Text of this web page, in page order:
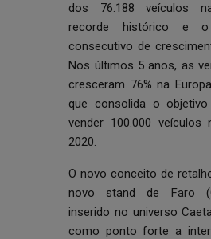
dos 76.188 veículos
recorde histórico e
consecutivo de
Nos últimos 5 anos, as
cresceram 76% na
que consolida o
vender 100.000 veículos
2020.
O novo conceito de
novo stand de Faro
inserido no universo
como ponto forte a